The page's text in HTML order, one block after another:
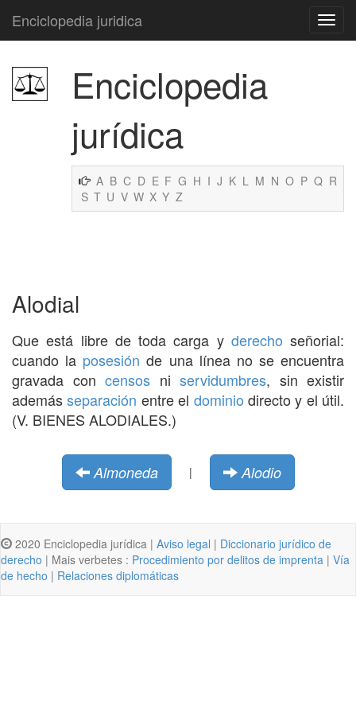
Enciclopedia juridica
Enciclopedia
jurídica
A B C D E F G H I J K L M N O P Q R
S T U V W X Y Z
Alodial
Que está libre de toda carga y derecho señorial:
cuando la posesión de una línea no se encuentra
gravada con censos ni servidumbres, sin existir
ademásseparación entre el dominio directo y el útil.
(V. BIENES ALODIALES.)
Almoneda | Alodio
2020 Enciclopedia jurídica | Aviso legal | Diccionario jurídico de
derecho | Mais verbetes : Procedimiento por delitos de imprenta | Vía
de hecho | Relaciones diplomáticas